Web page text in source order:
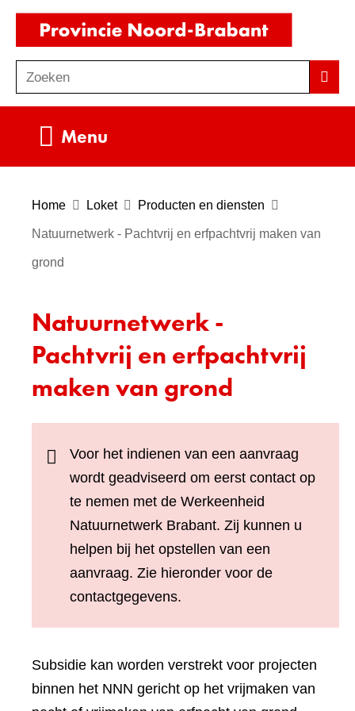
Ga
de
inhoud
o
e
Zoeken
Menu
Home Loket Producten en diensten
Natuurnetwerk - Pachtvrij en erfpachtvrij maken van
grond
Natuurnetwerk -
Pachtvrij en erfpachtvrij
maken van grond
Voor het indienen van een aanvraag
wordt geadviseerd om eerst contact op
te nemen met de Werkeenheid
Natuurnetwerk Brabant. Zij kunnen u
helpen bij het opstellen van een
aanvraag. Zie hieronder voor de
contactgegevens.
Subsidie kan worden verstrekt voor projecten
binnen het NNN gericht op het vrijmaken van